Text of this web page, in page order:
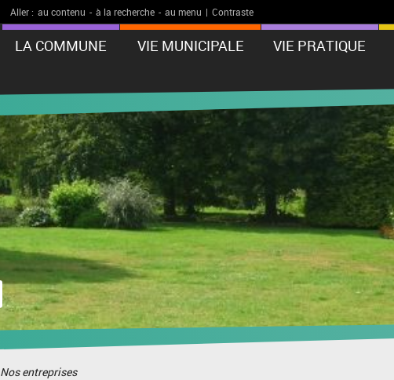
Aller : au contenu - à la recherche - au menu | Contraste
LA COMMUNE VIE MUNICIPALE VIE PRATIQUE
Nos entreprises